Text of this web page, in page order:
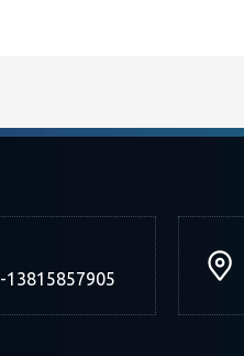
13815857905